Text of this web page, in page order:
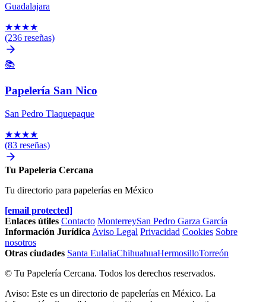
Guadalajara
★★★★
(236 reseñas)
📚
Papelería San Nico
San Pedro Tlaquepaque
★★★★
(83 reseñas)
Tu Papelería Cercana
Tu directorio para papelerías en México
[email protected]
Enlaces útiles Contacto MonterreySan Pedro Garza García
Información Jurídica Aviso Legal Privacidad Cookies Sobre
nosotros
Otras ciudades Santa EulaliaChihuahuaHermosilloTorreón
© Tu Papelería Cercana. Todos los derechos reservados.
Aviso: Este es un directorio de papelerías en México. La